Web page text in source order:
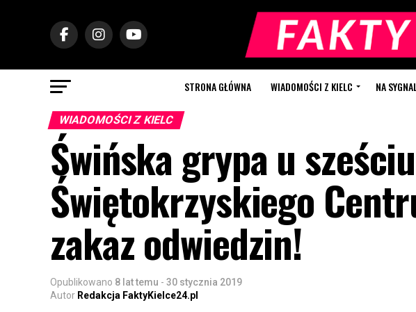
STRONA GŁÓWNA WIADOMOŚCI Z KIELC NA
WIADOMOŚCI Z KIELC
Świńska grypa u
Świętokrzyskiego
zakaz odwiedzin!
Opublikowano 8 lat temu - 30 stycznia 2019
Autor Redakcja FaktyKielce24.pl